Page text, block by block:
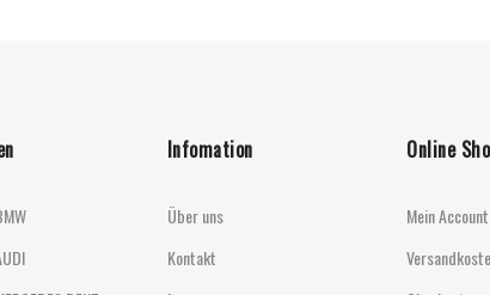
Infomation
Über uns
Kontakt
Online
Mein Account